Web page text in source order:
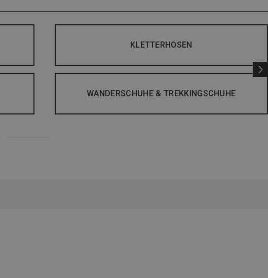
KLETTERHOSEN
WANDERSCHUHE & TREKKINGSCHUHE